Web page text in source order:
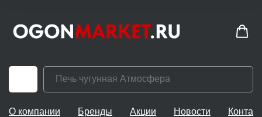
О компании Бренды Акции Новости